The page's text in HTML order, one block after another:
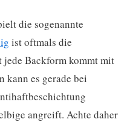
die sogenannte
ist oftmals die
Backform kommt mit
kann es gerade bei
angreift. Achte daher